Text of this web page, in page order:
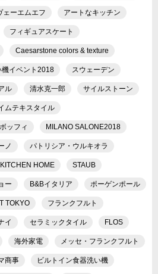
ェーエムエフ アートなキッチン
フィギュアスケート
Caesarstone colors & texture
機イベント2018 スウェーデン
ル 清水克一郎 サイルストーン
ムテキスタイル
ボッフィ MILANO SALONE2018
ノ パトリシア・ウルキオラ
KITCHEN HOME STAUB
ー B&Bイタリア ポーゲンポール
TOKYO フランクフルト
イ セラミックタイル FLOS
海外家電 メッセ・フランクフルト
商事 ビルトイン食器洗い機